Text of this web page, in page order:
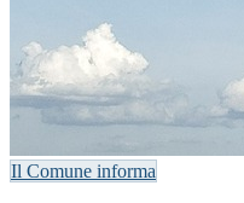
Il Comune informa